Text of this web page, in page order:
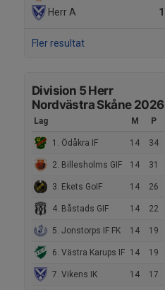
1
Herr A
Fler resultat
Division 5 Herr
Nordvästra Skåne 2026
Lag M P
1. Ödåkra IF 14 34
2. Billesholms GIF 14 31
3. Ekets GoIF 14 26
4. Båstads GIF 14 22
5. Jonstorps IF FK 14 19
6. Västra Karups IF 14 19
7. Vikens IK 14 17